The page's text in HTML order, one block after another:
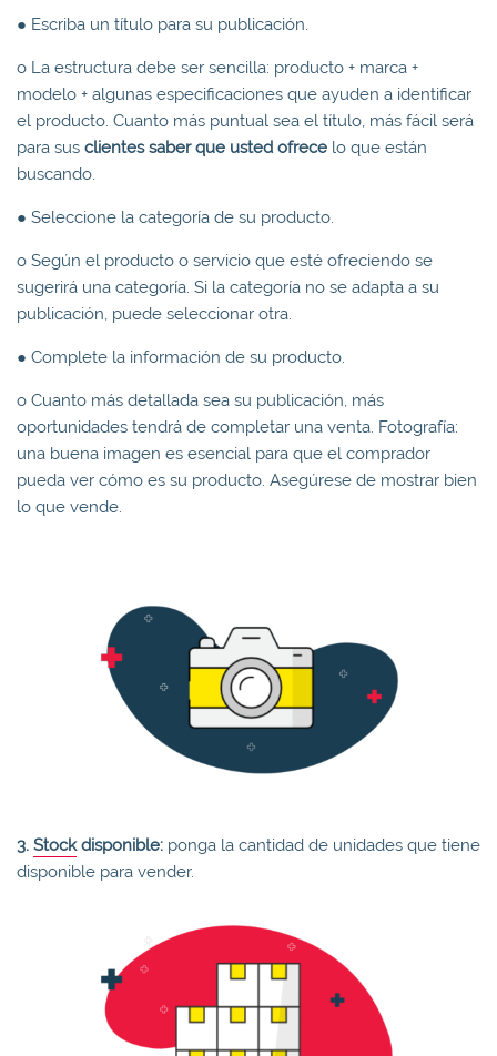
● Escriba un título para su publicación.
o La estructura debe ser sencilla: producto + marca +
modelo + algunas especificaciones que ayuden a identificar
el producto. Cuanto más puntual sea el título, más fácil será
para sus clientes saber que usted ofrece lo que están
buscando.
● Seleccione la categoría de su producto.
o Según el producto o servicio que esté ofreciendo se
sugerirá una categoría. Si la categoría no se adapta a su
publicación, puede seleccionar otra.
● Complete la información de su producto.
o Cuanto más detallada sea su publicación, más
oportunidades tendrá de completar una venta. Fotografía:
una buena imagen es esencial para que el comprador
pueda ver cómo es su producto. Asegúrese de mostrar bien
lo que vende.
3. Stockdisponible: ponga la cantidad de unidades que tiene
disponible para vender.